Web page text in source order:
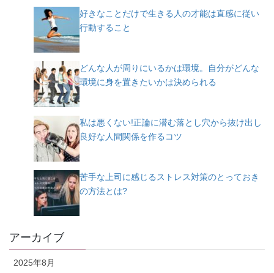
好きなことだけで生きる人の才能は直感に従い
行動すること
どんな人が周りにいるかは環境。自分がどんな
環境に身を置きたいかは決められる
私は悪くない!正論に潜む落とし穴から抜け出し
良好な人間関係を作るコツ
苦手な上司に感じるストレス対策のとっておき
の方法とは?
アーカイブ
2025年8月